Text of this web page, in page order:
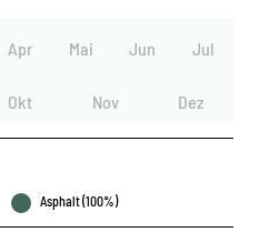
Apr Mai Jun Jul
Okt Nov Dez
Asphalt (100%)